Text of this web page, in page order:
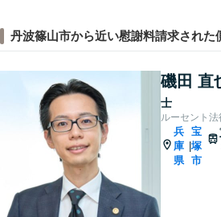
丹波篠山市から近い慰謝料請求された
磯田 直
士
ルーセント
兵
庫
県
|
宝
塚
市